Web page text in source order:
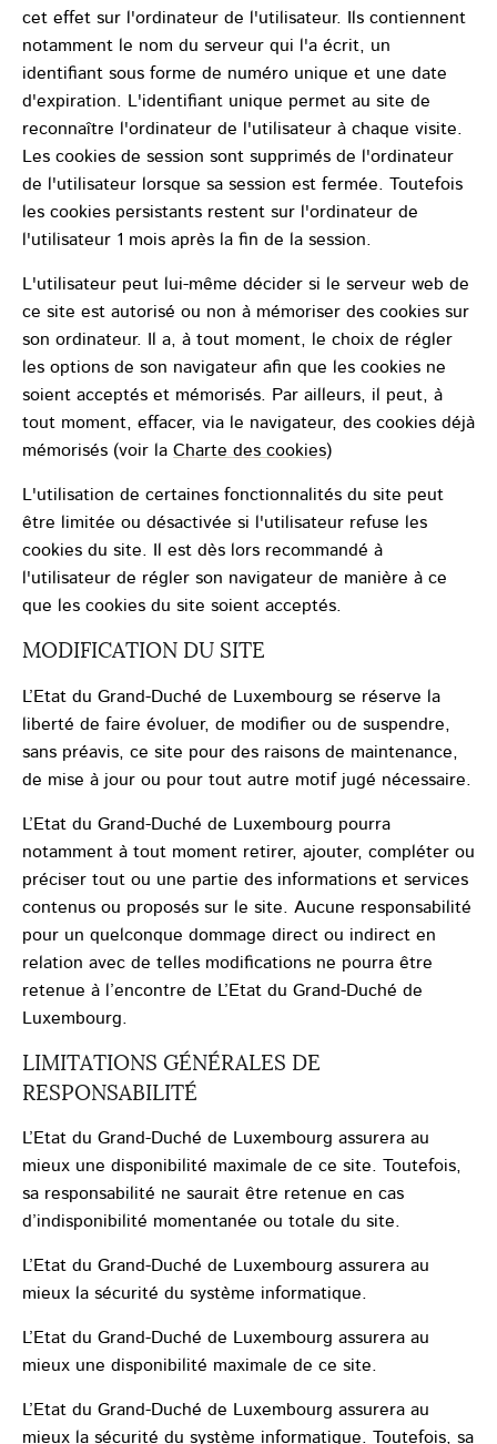
cet effet sur l'ordinateur de l'utilisateur. Ils contiennent
notamment le nom du serveur qui l'a écrit, un
identifiant sous forme de numéro unique et une date
d'expiration. L'identifiant unique permet au site de
reconnaître l'ordinateur de l'utilisateur à chaque visite.
Les cookies de session sont supprimés de l'ordinateur
de l'utilisateur lorsque sa session est fermée. Toutefois
les cookies persistants restent sur l'ordinateur de
l'utilisateur 1 mois après la fin de la session.
L'utilisateur peut lui-même décider si le serveur web de
ce site est autorisé ou non à mémoriser des cookies sur
son ordinateur. Il a, à tout moment, le choix de régler
les options de son navigateur afin que les cookies ne
soient acceptés et mémorisés. Par ailleurs, il peut, à
tout moment, effacer, via le navigateur, des cookies déjà
mémorisés (voir la Charte des cookies)
L'utilisation de certaines fonctionnalités du site peut
être limitée ou désactivée si l'utilisateur refuse les
cookies du site. Il est dès lors recommandé à
l'utilisateur de régler son navigateur de manière à ce
que les cookies du site soient acceptés.
MODIFICATION DU SITE
L’Etat du Grand-Duché de Luxembourg se réserve la
liberté de faire évoluer, de modifier ou de suspendre,
sans préavis, ce site pour des raisons de maintenance,
de mise à jour ou pour tout autre motif jugé nécessaire.
L’Etat du Grand-Duché de Luxembourg pourra
notamment à tout moment retirer, ajouter, compléter ou
préciser tout ou une partie des informations et services
contenus ou proposés sur le site. Aucune responsabilité
pour un quelconque dommage direct ou indirect en
relation avec de telles modifications ne pourra être
retenue à l’encontre de L’Etat du Grand-Duché de
Luxembourg.
LIMITATIONS GÉNÉRALES DE
RESPONSABILITÉ
L’Etat du Grand-Duché de Luxembourg assurera au
mieux une disponibilité maximale de ce site. Toutefois,
sa responsabilité ne saurait être retenue en cas
d’indisponibilité momentanée ou totale du site.
L’Etat du Grand-Duché de Luxembourg assurera au
mieux la sécurité du système informatique.
L’Etat du Grand-Duché de Luxembourg assurera au
mieux une disponibilité maximale de ce site.
L’Etat du Grand-Duché de Luxembourg assurera au
mieux la sécurité du système informatique. Toutefois, sa